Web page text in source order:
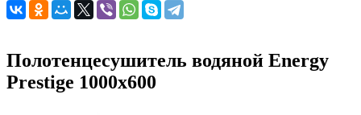
Полотенцесушитель водяной Energy
Prestige 1000х600